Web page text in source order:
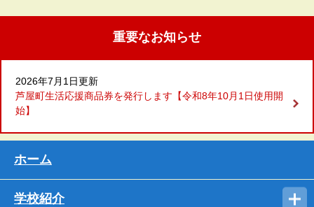
重要なお知らせ
2026年7月1日更新
芦屋町生活応援商品券を発行します【令和8年10月1日使用開
始】
ホーム
学校紹介